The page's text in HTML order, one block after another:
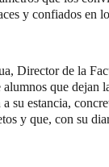
y confiados en
Director de la
que dejan
su estancia,
y que, con su